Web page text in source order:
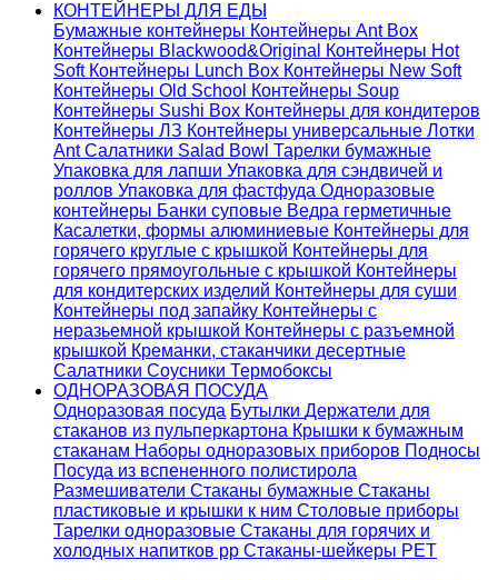
КОНТЕЙНЕРЫ ДЛЯ ЕДЫ
Бумажные контейнеры Контейнеры Ant Box
Контейнеры Blackwood&Original
Контейнеры Hot
Soft Контейнеры Lunch Box Контейнеры New Soft
Контейнеры Old School Контейнеры Soup
Контейнеры Sushi Box Контейнеры для кондитеров
Контейнеры ЛЗ Контейнеры универсальные Лотки
AntСалатники Salad Bowl Тарелки бумажные
Упаковка для лапши Упаковка для сэндвичей и
роллов Упаковка для фастфуда Одноразовые
контейнеры Банки суповые Ведра герметичные
Касалетки, формы алюминиевые Контейнеры для
горячего круглые с крышкой Контейнеры для
горячего прямоугольные с крышкой Контейнеры
для кондитерских изделий Контейнеры для суши
Контейнеры под запайку Контейнеры с
неразьемной крышкой Контейнеры с разъемной
крышкой Креманки, стаканчики десертные
Салатники Соусники Термобоксы
ОДНОРАЗОВАЯ ПОСУДА
Одноразовая посуда Бутылки Держатели для
стаканов из пульперкартона Крышки к бумажным
стаканам Наборы одноразовых приборов Подносы
Посуда из вспененного полистирола
Размешиватели Стаканы бумажные Стаканы
пластиковые и крышки к ним Столовые приборы
Тарелки одноразовые Стаканы для горячих и
холодных напитков pp Стаканы-шейкеры PET